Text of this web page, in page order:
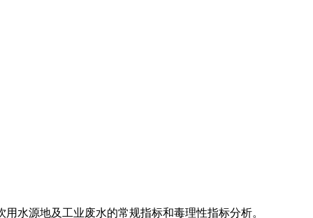
水源地及工业废水的常规指标和毒理性指标分析。